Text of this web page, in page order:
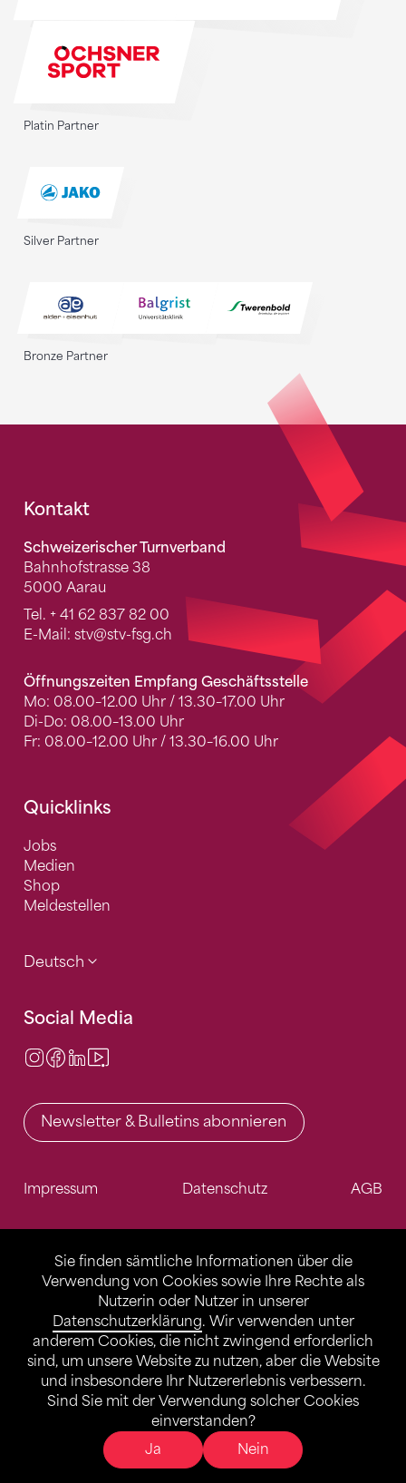
Sie finden sämtliche Informationen über die
Verwendung von Cookies sowie Ihre Rechte als
Nutzerin oder Nutzer in unserer
Datenschutzerklärung. Wir verwenden unter
anderem Cookies, die nicht zwingend erforderlich
sind, um unsere Website zu nutzen, aber die Website
und insbesondere Ihr Nutzererlebnis verbessern.
Sind Sie mit der Verwendung solcher Cookies
einverstanden?
Ja
Nein
Platin Partner
Silver Partner
Bronze Partner
Fusszeile
Kontakt
Schweizerischer Turnverband
Bahnhofstrasse 38
5000 Aarau
Tel. + 41 62 837 82 00
E-Mail: stv@stv-fsg.ch
Öffnungszeiten Empfang Geschäftsstelle
Mo: 08.00–12.00 Uhr / 13.30–17.00 Uhr
Di-Do: 08.00–13.00 Uhr
Fr: 08.00–12.00 Uhr / 13.30–16.00 Uhr
Quicklinks
Jobs
Medien
Shop
Meldestellen
Deutsch
Social Media
Instagram
Facebook
LinkedIn
Newsletter & Bulletins abonnieren
Impressum Datenschutz AGB